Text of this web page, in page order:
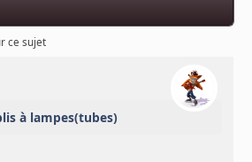
ce sujet
à lampes(tubes)